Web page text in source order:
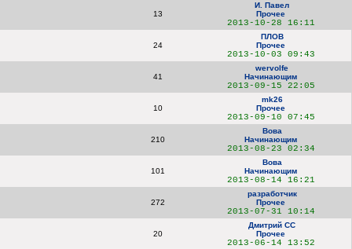
13
И. Павел
Прочее
2013-10-28 16:11
24
ПЛОВ
Прочее
2013-10-03 09:43
41
wervolfe
Начинающим
2013-09-15 22:05
10
mk26
Прочее
2013-09-10 07:45
210
Вова
Начинающим
2013-08-23 02:34
101
Вова
Начинающим
2013-08-14 16:21
272
разработчик
Прочее
2013-07-31 10:14
20
Дмитрий СС
Прочее
2013-06-14 13:52